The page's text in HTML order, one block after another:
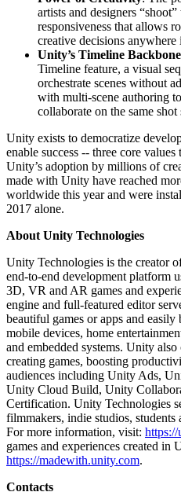
artists and designers
responsiveness that allows
creative decisions anywhere
Unity’s Timeline
Timeline feature, a visual
orchestrate scenes without
with multi-scene authoring
collaborate on the same
Unity exists to democratize
enable success -- three core
Unity’s adoption by millions of
made with Unity have reached
worldwide this year and were
2017 alone.
About Unity Technologies
Unity Technologies is the creator
end-to-end development platform
3D, VR and AR games and
engine and full-featured editor
beautiful games or apps and
mobile devices, home
and embedded systems. Unity
creating games, boosting
audiences including Unity Ads,
Unity Cloud Build, Unity
Certification. Unity Technologies
filmmakers, indie studios, students
For more information, visit:
games and experiences created in
https://madewith.unity.com.
Contacts